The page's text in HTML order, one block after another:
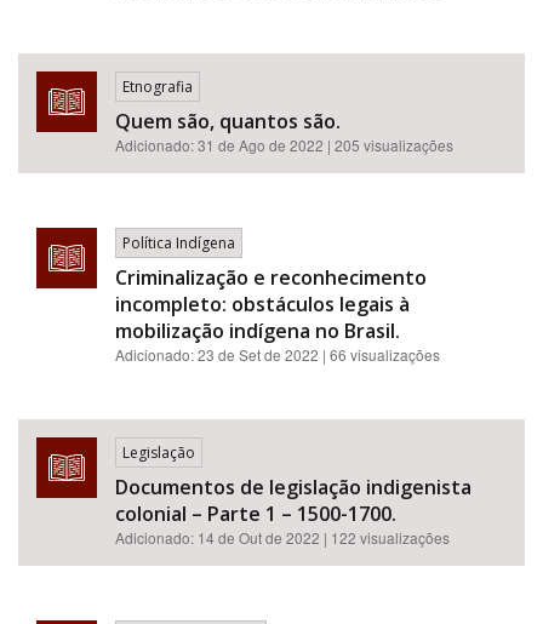
Etnografia
Quem são, quantos são.
Adicionado:31 de Ago de 2022 | 205 visualizações
Política Indígena
Criminalização e reconhecimento
incompleto: obstáculos legais à
mobilização indígena no Brasil.
Adicionado:23 de Set de 2022 | 66 visualizações
Legislação
Documentos de legislação indigenista
colonial – Parte 1 – 1500-1700.
Adicionado: 14 de Out de 2022 | 122 visualizações